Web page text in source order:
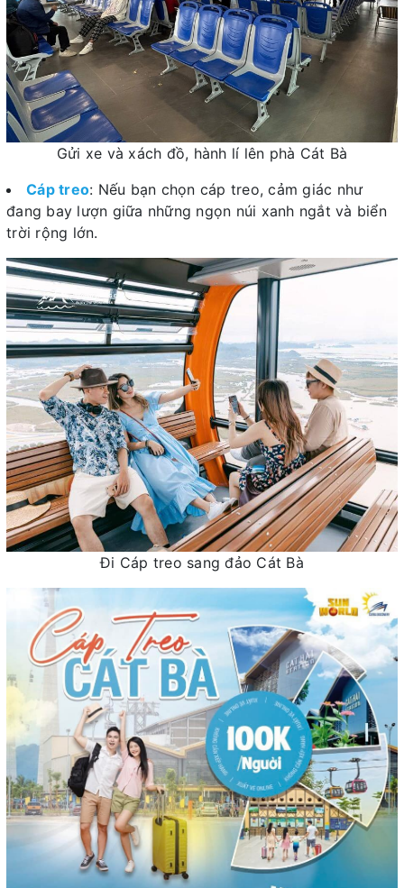
Gửi xe và xách đồ, hành lí lên phà Cát Bà
Cáp treo: Nếu bạn chọn cáp treo, cảm giác như
đang bay lượn giữa những ngọn núi xanh ngắt và biển
trời rộng lớn.
Đi Cáp treo sang đảo Cát Bà